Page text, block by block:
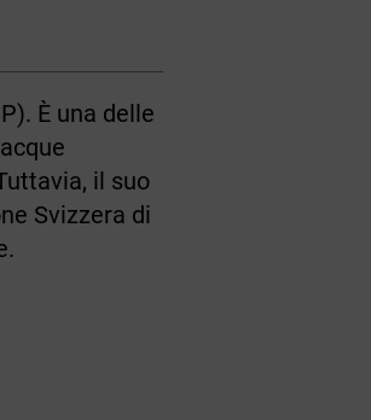
È una delle
il suo
Svizzera di